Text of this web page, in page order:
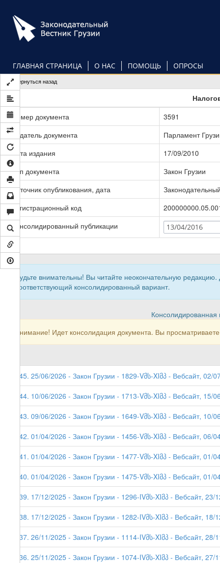
основному
содержанию
ГЛАВНАЯ СТРАНИЦА О НАС ПОМОЩЬ ОПРОСЫ
Вернуться назад
Номер документа
3591
Издатель документа
Парламент
Дата издания
17/09/2010
Тип документа
Закон Грузии
Источник опубликования, дата
Регистрационный код
Консолидированный публикации
13/04/2016
Будьте внимательны! Вы читайте неокончательную
соответствующий консолидированный вариант.
Внимание! Идет консолидация документа. Вы
245. 25/06/2026 - Закон Грузии - 1829-Vმს-XIმპ - Вебсайт, 02/
244. 10/06/2026 - Закон Грузии - 1713-Vმს-XIმპ - Вебсайт, 15/
243. 09/06/2026 - Закон Грузии - 1649-Vმს-XIმპ - Вебсайт, 10/
242. 01/04/2026 - Закон Грузии - 1456-Vმს-XIმპ - Вебсайт, 06/
241. 01/04/2026 - Закон Грузии - 1477-Vმს-XIმპ - Вебсайт,
240. 01/04/2026 - Закон Грузии - 1475-Vმს-XIმპ - Вебсайт, 01/
239. 17/12/2025 - Закон Грузии - 1296-IVმს-XIმპ - Вебсайт, 23/
238. 17/12/2025 - Закон Грузии - 1282-IVმს-XIმპ - Вебсайт, 18/
237. 26/11/2025 - Закон Грузии - 1114-IVმს-XIმპ - Вебсайт, 28/
236. 25/11/2025 - Закон Грузии - 1074-IVმს-XIმპ - Вебсайт, 27/